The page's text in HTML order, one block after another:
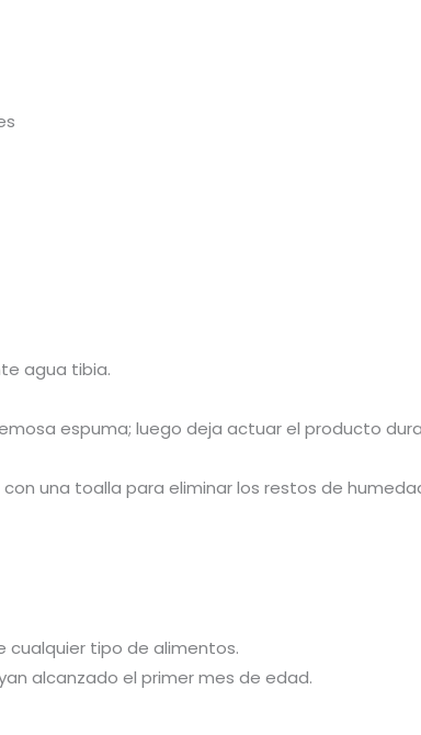
agua tibia.
espuma; luego deja actuar el producto
una toalla para eliminar los restos de
cualquier tipo de alimentos.
alcanzado el primer mes de edad.